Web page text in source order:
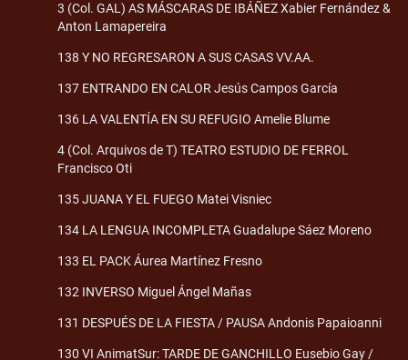
3 (Col. GAL) AS MÁSCARAS DE IBÁÑEZ Xabier Fernández &
Anton Lamapereira
138 Y NO REGRESARON A SUS CASAS VV.AA.
137 ENTRANDO EN CALOR Jesús Campos García
136 LA VALENTÍA EN SU REFUGIO Amelie Blume
4 (Col. Arquivos de T) TEATRO ESTUDIO DE FERROL
Francisco Oti
135 JUANA Y EL FUEGO Matei Visniec
134 LA LENGUA INCOMPLETA Guadalupe Sáez Moreno
133 EL PACK Áurea Martínez Fresno
132 INVERSO Miguel Ángel Mañas
131 DESPUÉS DE LA FIESTA / PAUSA Andonis Papaioanni
130 VI AnimatSur: TARDE DE GANCHILLO Eusebio Gay /